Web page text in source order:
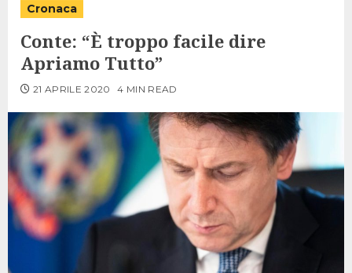
Cronaca
Conte: “È troppo facile dire
Apriamo Tutto”
21 APRILE 2020 4 MIN READ